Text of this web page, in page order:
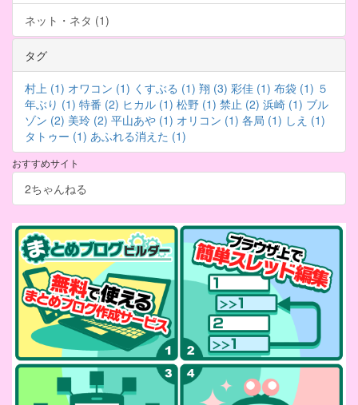
ネット・ネタ (1)
タグ
村上 (1) オワコン (1) くすぶる (1) 翔 (3) 彩佳 (1) 布袋 (1) ５
年ぶり (1) 特番 (2) ヒカル (1) 松野 (1) 禁止 (2) 浜崎 (1) ブル
ゾン (2) 美玲 (2) 平山あや (1) オリコン (1) 各局 (1) しえ (1)
タトゥー (1) あふれる消えた (1)
おすすめサイト
2ちゃんねる